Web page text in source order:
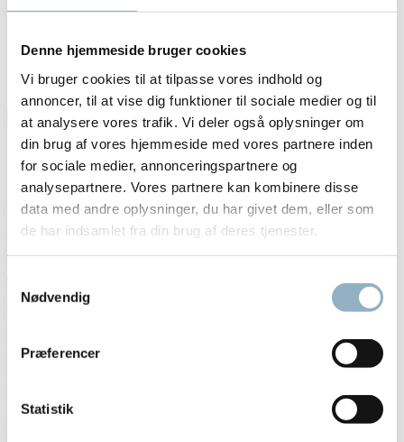
Denne hjemmeside bruger cookies
Vi bruger cookies til at tilpasse vores indhold og
annoncer, til at vise dig funktioner til sociale medier og til
at analysere vores trafik. Vi deler også oplysninger om
din brug af vores hjemmeside med vores partnere inden
for sociale medier, annonceringspartnere og
analysepartnere. Vores partnere kan kombinere disse
data med andre oplysninger, du har givet dem, eller som
de har indsamlet fra din brug af deres tjenester.
Nødvendig
Præferencer
Statistik
Blog
Kontakt
efter
Søg
Getinge
Hjem
Laboratorieopvaskemaskiner – Getinge >
Laboratorieopvaskemaskiner – Getinge Lancer Effektiv, miljøvenlig
og pladsbesparende: Getinge Lancer Ultima er en innovativ serie af
kompakte opvaskemaskiner til laboratoriet og en spændende nyhed i
betjening og kompakte dimensioner gør Getinge Lancer-
programmet af laboratorieopvaskemaskiner til et attraktivt valg.